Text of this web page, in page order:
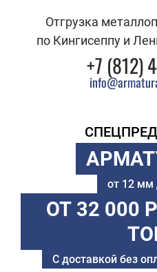
Отгрузка
по Кингисеппу и
+7 (812)
от 12 мм
ОТ 32 000
С доставкой без